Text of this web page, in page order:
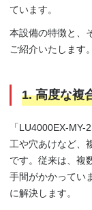
ています。
本設備の特徴と、
ご紹介いたします。
1. 高度な複
「LU4000EX-
工や穴あけなど、
です。従来は、複
手間がかかってい
に解決します。